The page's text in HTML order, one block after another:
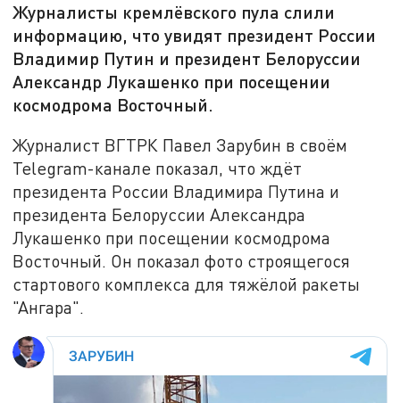
Журналисты кремлёвского пула слили
информацию, что увидят президент России
Владимир Путин и президент Белоруссии
Александр Лукашенко при посещении
космодрома Восточный.
Журналист ВГТРК Павел Зарубин в своём
Telegram-канале показал, что ждёт
президента России Владимира Путина и
президента Белоруссии Александра
Лукашенко при посещении космодрома
Восточный. Он показал фото строящегося
стартового комплекса для тяжёлой ракеты
"Ангара".